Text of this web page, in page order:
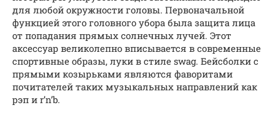
для любой окружности головы. Первоначальной
функцией этого головного убора была защита лица
от попадания прямых солнечных лучей. Этот
аксессуар великолепно вписывается в современные
спортивные образы, луки в стиле swag. Бейсболки с
прямыми козырьками являются фаворитами
почитателей таких музыкальных направлений как
рэп и r’n’b.